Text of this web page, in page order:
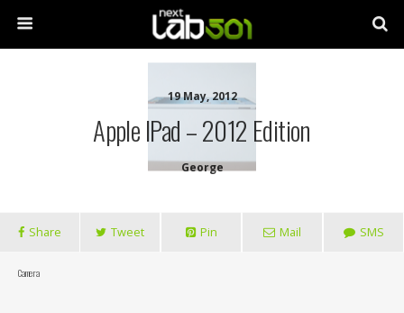
19 May, 2012
Apple IPad – 2012 Edition
George
Share Tweet Pin Mail SMS
Camera